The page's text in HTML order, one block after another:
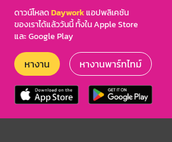
ดาวน์โหลดDayworkแอปพลิเคชัน
ของเราได้แล้ววันนี้ ทั้งใน Apple Store
และ Google Play
หางาน หางานพาร์ทไทม์